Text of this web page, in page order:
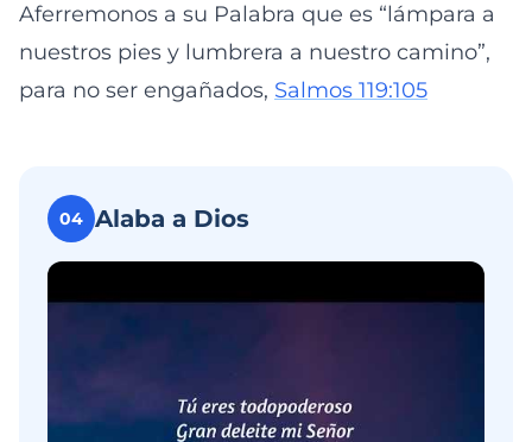
Aferremonos a su Palabra que es “lámpara a
nuestros pies y lumbrera a nuestro camino”,
para no ser engañados, Salmos 119:105
04 Alaba a Dios